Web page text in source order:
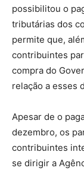
possibilitou o
tributárias dos
permite que,
contribuintes
compra do
relação a esses
Apesar de o
dezembro, os
contribuintes
se dirigir a